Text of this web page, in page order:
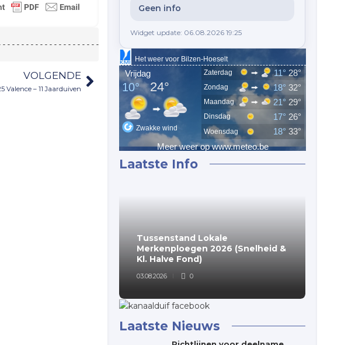
PAU 20-06-25 52 Oude Deelnemers:17
VOLGENDE
Valence – 11 Jaarduiven
Geen info
Widget update: 06.08.2026 19:25
Laatste Info
Tussenstand Lokale
Merkenploegen 2026 (Snelheid &
Kl. Halve Fond)
03.08.2026 0
Laatste Nieuws